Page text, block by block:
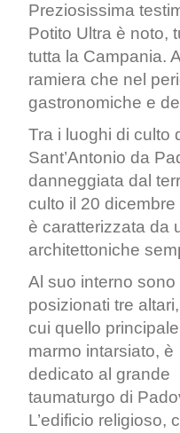
Preziosissima
Potito Ultra è noto,
tutta la Campania.
ramiera che nel
gastronomiche e
Tra i luoghi di culto
Sant’Antonio da
danneggiata dal
culto il 20
è caratterizzata da
architettoniche
Al suo interno sono
posizionati tre
cui quello
marmo intarsiato, è
dedicato al grande
taumaturgo di
L’edificio religioso,